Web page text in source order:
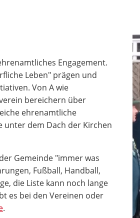
Engagement.
Leben" prägen und
Von A wie
bereichern über
ehrenamtliche
unter dem Dach der Kirchen
Gemeinde "immer was
Fußball, Handball,
die Liste kann noch lange
es bei den Vereinen oder
.